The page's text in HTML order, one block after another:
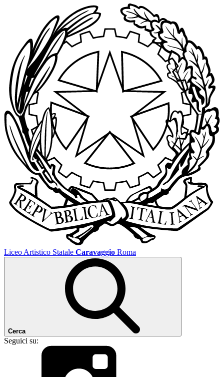
Liceo Artistico Statale Caravaggio Roma
Cerca
Seguici su: